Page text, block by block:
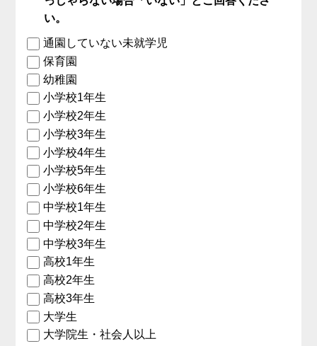
い。
通園していない未就学児
保育園
幼稚園
小学校1年生
小学校2年生
小学校3年生
小学校4年生
小学校5年生
小学校6年生
中学校1年生
中学校2年生
中学校3年生
高校1年生
高校2年生
高校3年生
大学生
大学院生・社会人以上